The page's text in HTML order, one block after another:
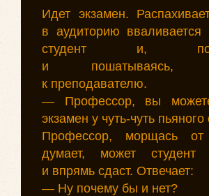
Идет экзамен.
в аудиторию
студент и,
и пошатываясь,
к преподавателю.
— Профессор, вы
экзамен у чуть-чуть пьяного
Профессор, морщась от
думает, может студент
и впрямь сдаст. Отвечает:
— Ну почему бы и нет?